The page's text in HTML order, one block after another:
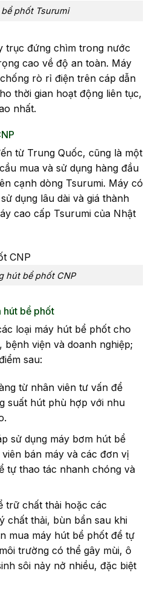
phốt Tsurumi
trục đứng chìm trong nước
cao về độ an toàn. Máy
rò rỉ điện trên cáp dẫn
thời gian hoạt động liên tục,
nhất.
từ Trung Quốc, cũng là một
mua và sử dụng hàng đầu
cạnh dòng Tsurumi. Máy có
dụng lâu dài và giá thành
cao cấp Tsurumi của Nhật
hút bể phốt CNP
hút bể phốt
loại máy hút bể phốt cho
viện và doanh nghiệp;
sau:
từ nhân viên tư vấn để
suất hút phù hợp với nhu
sử dụng máy bơm hút bể
bán máy và các đơn vị
tự thao tác nhanh chóng và
trữ chất thải hoặc các
chất thải, bùn bẩn sau khi
mua máy hút bể phốt để tự
trường có thể gây mùi, ô
sôi nảy nở nhiều, đặc biệt